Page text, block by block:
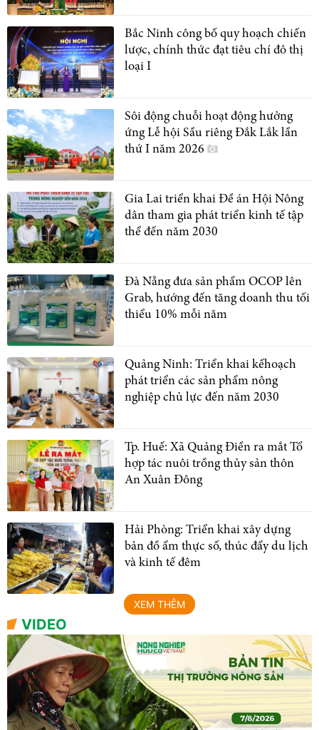
Bắc Ninh công bố quy hoạch chiến
lược, chính thức đạt tiêu chí đô thị
loại I
Sôi động chuỗi hoạt động hưởng
ứng Lễ hội Sầu riêng Đắk Lắk lần
thứ I năm 2026
Gia Lai triển khai Đề án Hội Nông
dân tham gia phát triển kinh tế tập
thể đến năm 2030
Đà Nẵng đưa sản phẩm OCOP lên
Grab, hướng đến tăng doanh thu tối
thiểu 10% mỗi năm
Quảng Ninh: Triển khai kếhoạch
phát triển các sản phẩm nông
nghiệp chủ lực đến năm 2030
Tp. Huế: Xã Quảng Điền ra mắt Tổ
hợp tác nuôi trồng thủy sản thôn
An Xuân Đông
Hải Phòng: Triển khai xây dựng
bản đồ ẩm thực số, thúc đẩy du lịch
và kinh tế đêm
XEM THÊM
VIDEO